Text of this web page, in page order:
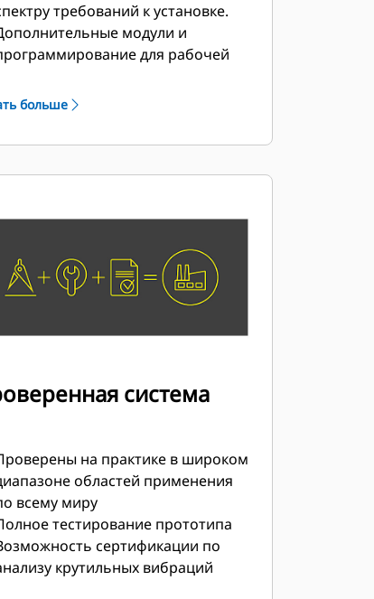
требований к установке.
модули и
для рабочей
клиента.
больше
система
на практике в широком
областей применения
всему миру
тестирование прототипа
сертификации по
крутильных вибраций